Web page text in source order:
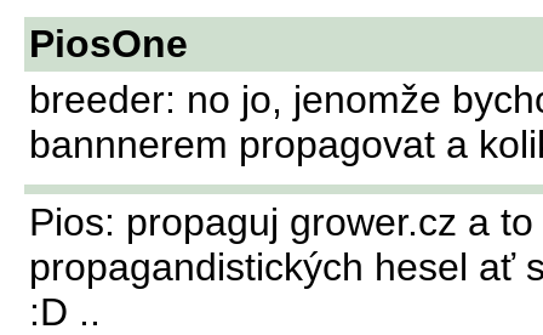
PiosOne
breeder: no jo, jenomže
bannnerem propagovat a
Pios: propaguj grower.cz a
propagandistických hesel ať
:D ..